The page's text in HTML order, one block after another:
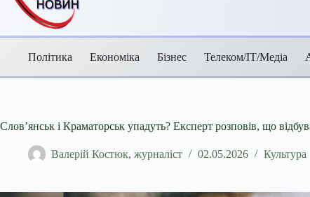
Політика Економіка Бізнес Телеком/ІТ/Медіа
Слов’янськ і Краматорськ упадуть? Експерт розповів, що
Валерій Костюк, журналіст 02.05.2026 Культура